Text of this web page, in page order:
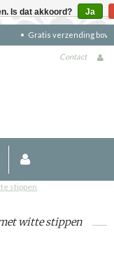
(NL)
Contact
stippen
witte stippen
Is dat akkoord? Ja